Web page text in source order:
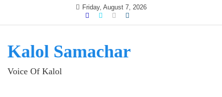
Friday, August 7, 2026
Kalol Samachar
Voice Of Kalol